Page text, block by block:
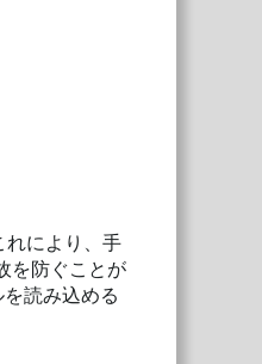
れにより、手
を防ぐことが
読み込める